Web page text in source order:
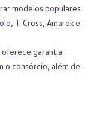
modelos populares
T-Cross, Amaroke
oferece garantia
o consórcio, além de